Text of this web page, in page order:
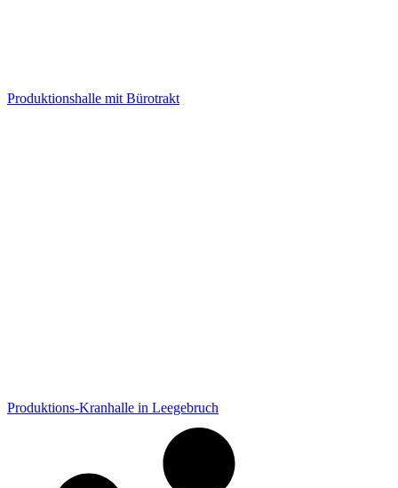
Produktionshalle mit Bürotrakt
Produktions-Kranhalle in Leegebruch